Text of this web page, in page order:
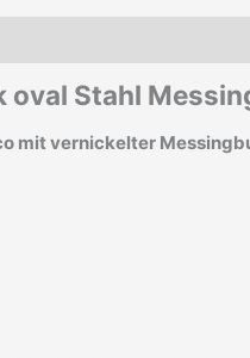
Stahl
mit vernickelter